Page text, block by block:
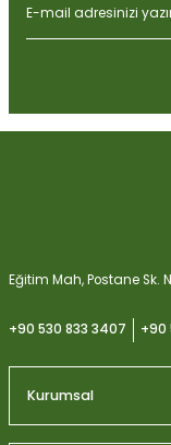
Ürün
Ürün bilgilerinde
Ürün fiyatı diğer
Bu ürüne benzer
Eğitim Mah, Postane Sk.
+90 530 833 3407 +90
Kurumsal